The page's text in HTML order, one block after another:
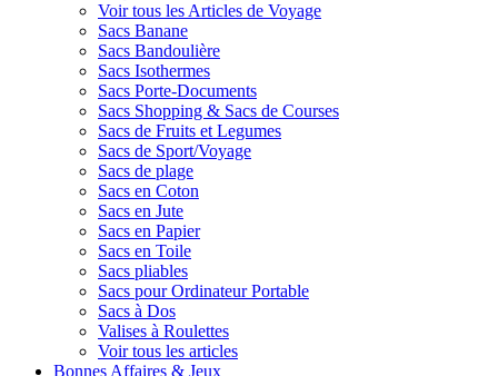
Voir tous les Articles de Voyage
Sacs Banane
Sacs Bandoulière
Sacs Isothermes
Sacs Porte-Documents
Sacs Shopping & Sacs de Courses
Sacs de Fruits et Legumes
Sacs de Sport/Voyage
Sacs de plage
Sacs en Coton
Sacs en Jute
Sacs en Papier
Sacs en Toile
Sacs pliables
Sacs pour Ordinateur Portable
Sacs à Dos
Valises à Roulettes
Voir tous les articles
Bonnes Affaires & Jeux